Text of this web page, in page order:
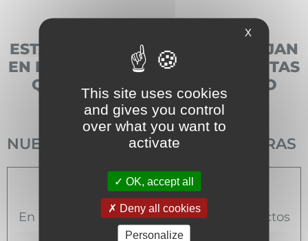
ESTAS CONVICCIONES SE REFLEJAN
EN LAS ACCIONES Y HERRAMIENTAS
QUE YA EXISTEN EN EL GRUPO
NUESTRAS ACCIONES FUNDADORAS
En restauración, 80% mínimo de "productos
frescos" y 70% mínimo de "caseros",
X
This site uses cookies
and gives you control
over what you want to
activate
OK, accept all
Deny all cookies
Personalize